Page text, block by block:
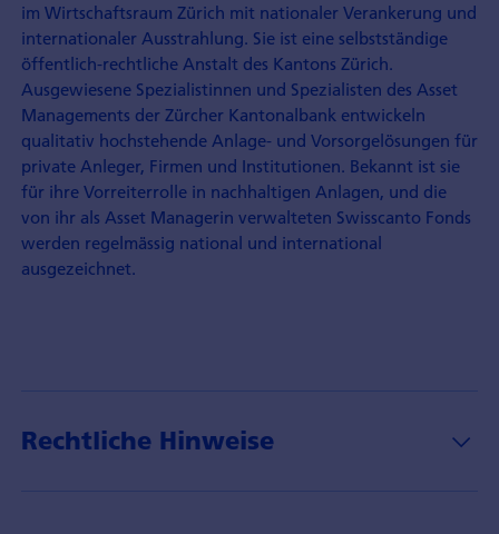
im Wirtschaftsraum Zürich mit nationaler Verankerung und
internationaler Ausstrahlung. Sie ist eine selbstständige
öffentlich-rechtliche Anstalt des Kantons Zürich.
Ausgewiesene Spezialistinnen und Spezialisten des Asset
Managements der Zürcher Kantonalbank entwickeln
qualitativ hochstehende Anlage- und Vorsorgelösungen für
private Anleger, Firmen und Institutionen. Bekannt ist sie
für ihre Vorreiterrolle in nachhaltigen Anlagen, und die
von ihr als Asset Managerin verwalteten Swisscanto Fonds
werden regelmässig national und international
ausgezeichnet.
Rechtliche Hinweise